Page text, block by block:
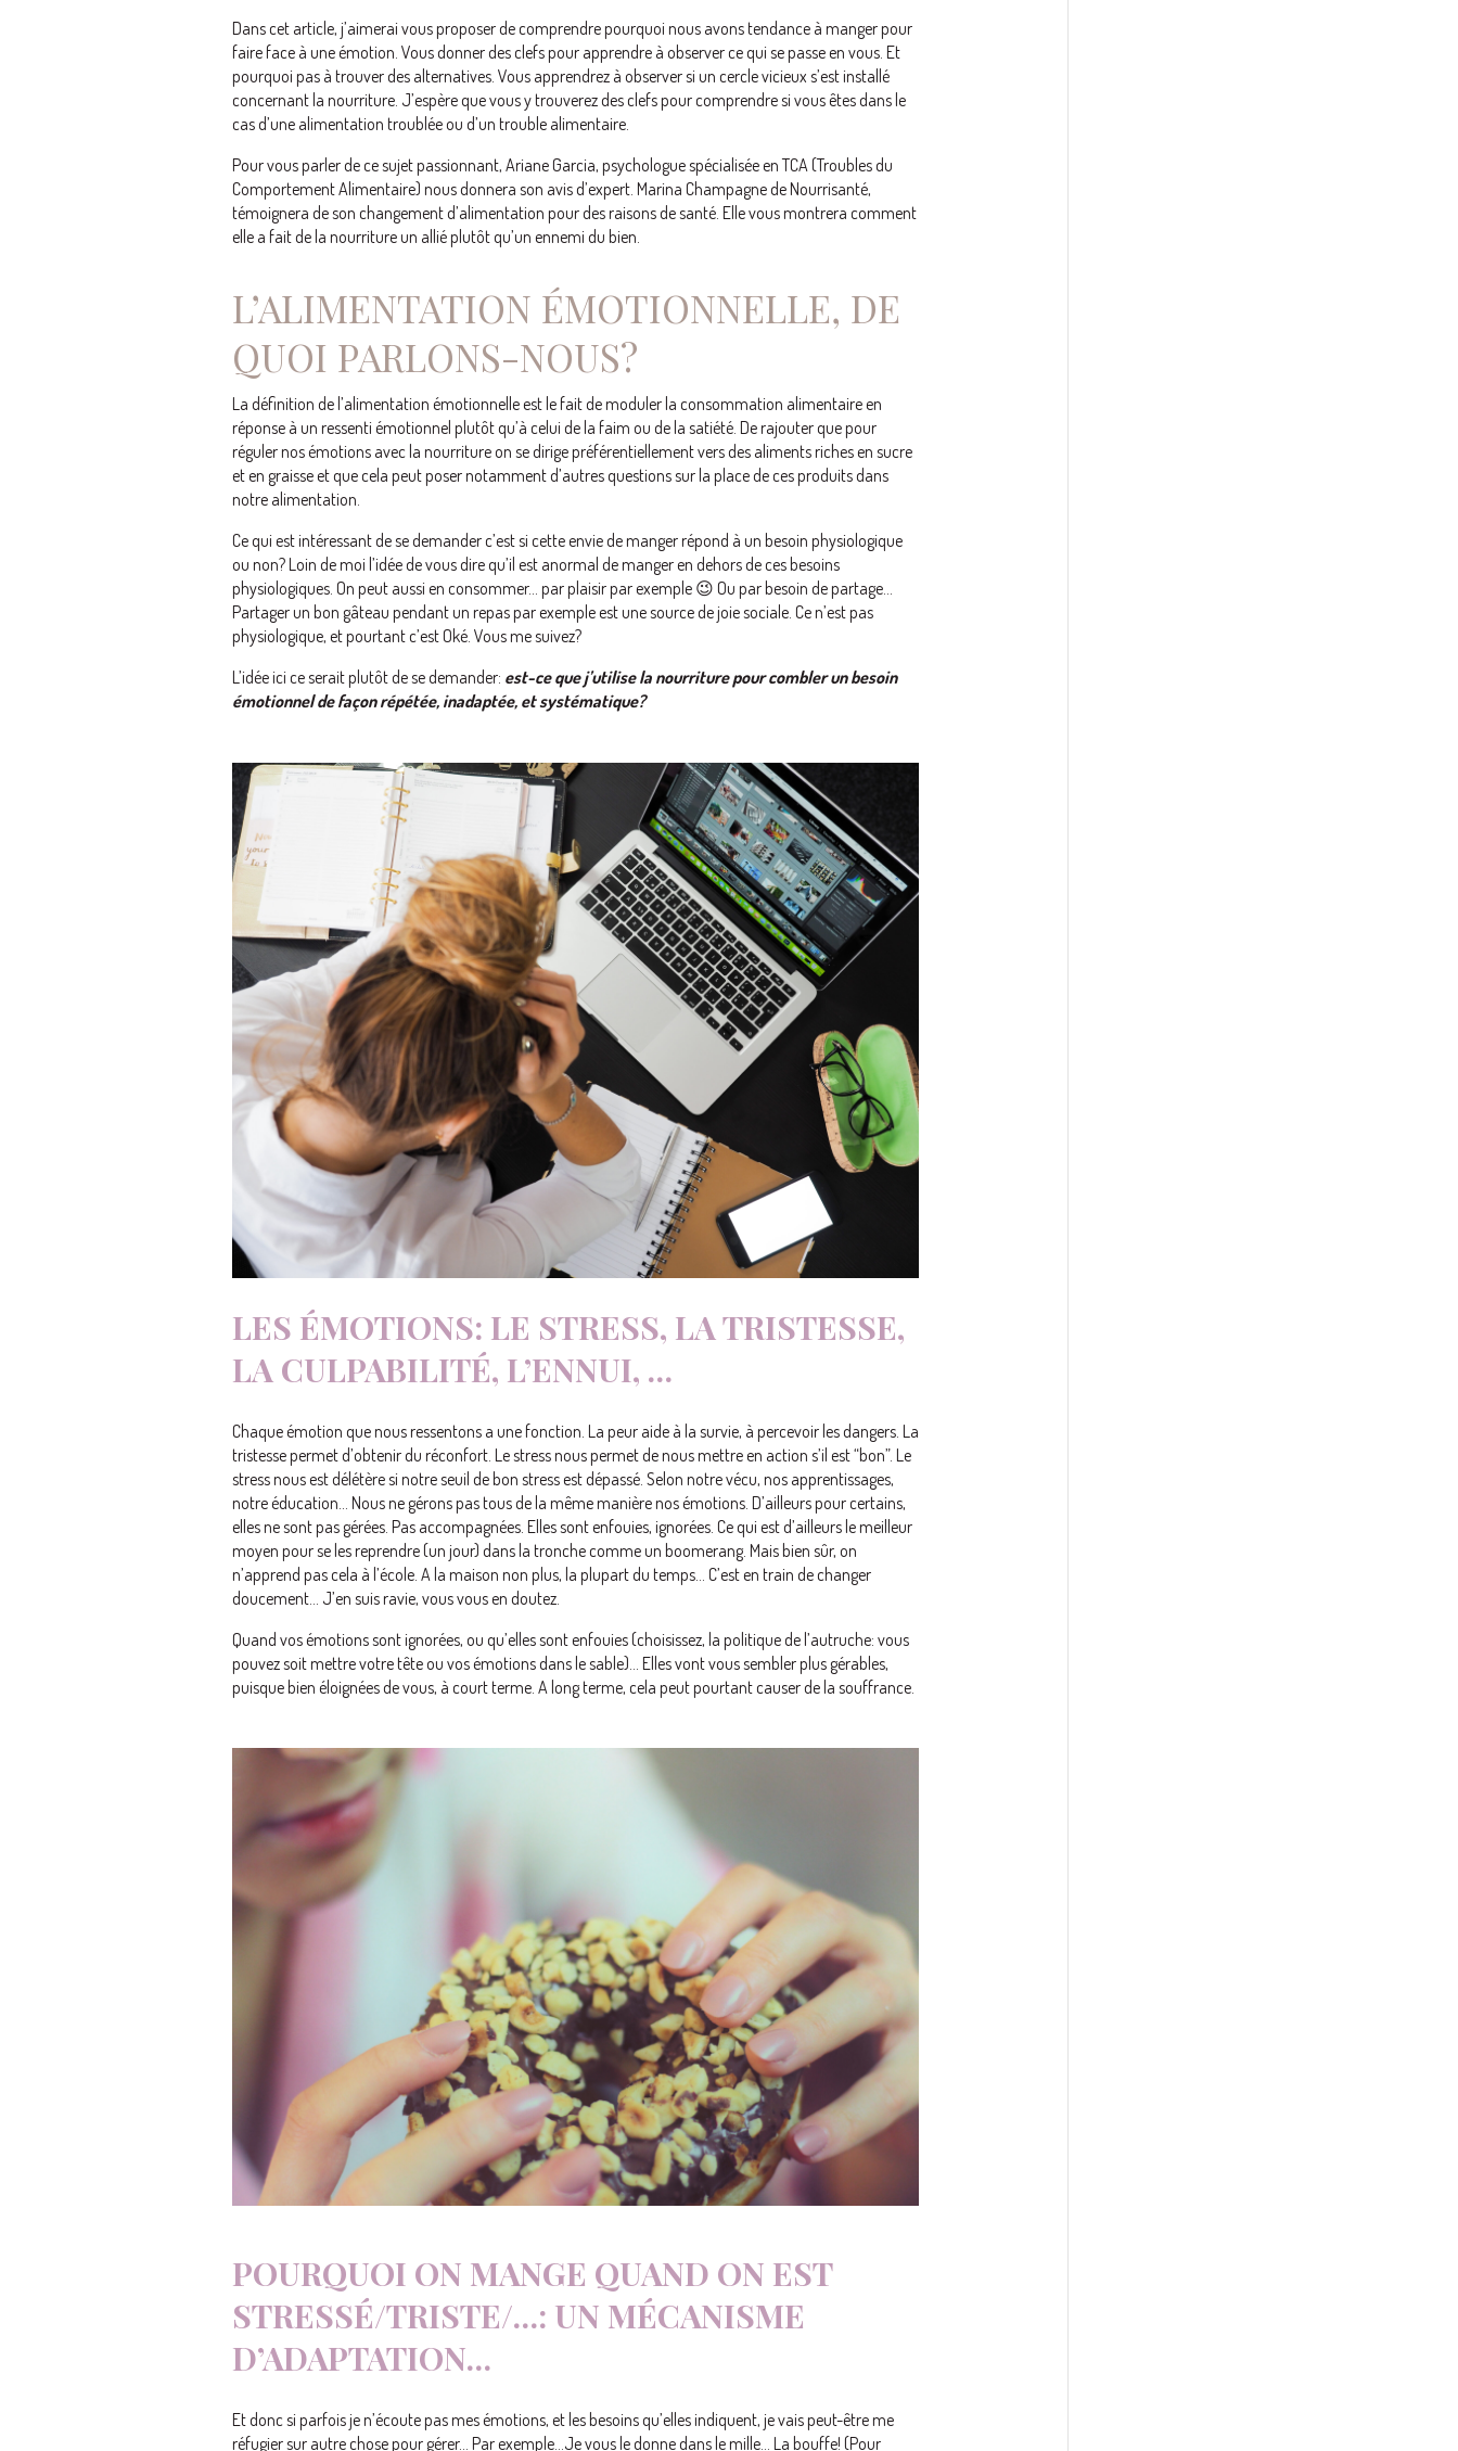
Dans cet article, j’aimerai vous proposer de comprendre pourquoi nous avons tendance à manger pour
faire face à une émotion. Vous donner des clefs pour apprendre à observer ce qui se passe en vous. Et
pourquoi pas à trouver des alternatives. Vous apprendrez à observer si un cercle vicieux s’est installé
concernant la nourriture. J’espère que vous y trouverez des clefs pour comprendre si vous êtes dans le
cas d’une alimentation troublée ou d’un trouble alimentaire.
Pour vous parler de ce sujet passionnant, Ariane Garcia, psychologue spécialisée en TCA (Troubles du
Comportement Alimentaire) nous donnera son avis d’expert. Marina Champagne de Nourrisanté,
témoignera de son changement d’alimentation pour des raisons de santé. Elle vous montrera comment
elle a fait de la nourriture un allié plutôt qu’un ennemi du bien.
L’ALIMENTATION ÉMOTIONNELLE, DE
QUOI PARLONS-NOUS?
La définition de l’alimentation émotionnelle est le fait de moduler la consommation alimentaire en
réponse à un ressenti émotionnel plutôt qu’à celui de la faim ou de la satiété. De rajouter que pour
réguler nos émotions avec la nourriture on se dirige préférentiellement vers des aliments riches en sucre
et en graisse et que cela peut poser notamment d’autres questions sur la place de ces produits dans
notre alimentation.
Ce qui est intéressant de se demander c’est si cette envie de manger répond à un besoin physiologique
ou non? Loin de moi l’idée de vous dire qu’il est anormal de manger en dehors de ces besoins
physiologiques. On peut aussi en consommer… par plaisir par exemple 😉 Ou par besoin de partage…
Partager un bon gâteau pendant un repas par exemple est une source de joie sociale. Ce n’est pas
physiologique, et pourtant c’est Oké. Vous me suivez?
L’idée ici ce serait plutôt de se demander: est-ce que j’utilise la nourriturepour combler un besoin
émotionnel de façon répétée, inadaptée, et systématique?
LES ÉMOTIONS: LE STRESS, LA TRISTESSE,
LA CULPABILITÉ, L’ENNUI, …
Chaque émotion que nous ressentons a une fonction. La peur aide à la survie, à percevoir les dangers. La
tristesse permet d’obtenir du réconfort. Le stress nous permet de nous mettre en action s’il est “bon”. Le
stress nous est délétère si notre seuil de bon stress est dépassé. Selon notre vécu, nos apprentissages,
notre éducation… Nous ne gérons pas tous de la même manière nos émotions. D’ailleurs pour certains,
elles ne sont pas gérées. Pas accompagnées. Elles sont enfouies, ignorées. Ce qui est d’ailleurs le meilleur
moyen pour se les reprendre (un jour) dans la tronche comme un boomerang. Mais bien sûr, on
n’apprend pas cela à l’école. A la maison non plus, la plupart du temps… C’est en train de changer
doucement… J’en suis ravie, vous vous en doutez.
Quand vos émotions sont ignorées, ou qu’elles sont enfouies (choisissez, la politique de l’autruche: vous
pouvez soit mettre votre tête ou vos émotions dans le sable)… Elles vont vous sembler plus gérables,
puisque bien éloignées de vous, à court terme. A long terme, cela peut pourtant causer de la souffrance.
POURQUOI ON MANGE QUAND ON EST
STRESSÉ/TRISTE/…: UN MÉCANISME
D’ADAPTATION…
Et donc si parfois je n’écoute pas mes émotions, et les besoins qu’elles indiquent, je vais peut-être me
réfugier sur autre chose pour gérer… Par exemple…Je vous le donne dans le mille… La bouffe! (Pour